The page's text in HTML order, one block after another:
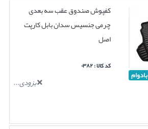
بادوام
کفپوش صندوق عقب سه بعدی
چرمی جنسیس سدان بابل کارپت
اصل
کد کالا : ۰۳۸۲
بزودی...